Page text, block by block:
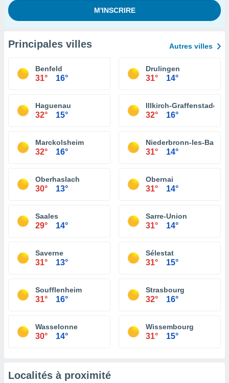
Principales villes Autres villes
Benfeld
31° 16°
Drulingen
31° 14°
Haguenau
32° 15°
Illkirch-Graffenstaden
32° 16°
Marckolsheim
32° 16°
Niederbronn-les-Bains
31° 14°
Oberhaslach
30° 13°
Obernai
31° 14°
Saales
29° 14°
Sarre-Union
31° 14°
Saverne
31° 13°
Sélestat
31° 15°
Soufflenheim
31° 16°
Strasbourg
32° 16°
Wasselonne
30° 14°
Wissembourg
31° 15°
Localités à proximité